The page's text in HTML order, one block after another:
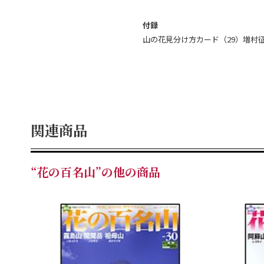
付録
山の花見分け方カード（29）増村
関連商品
“花の百名山”の他の商品